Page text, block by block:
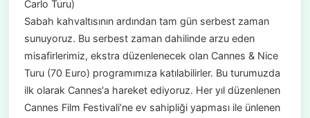
Carlo Turu)
Sabah kahvaltısının ardından tam gün serbest zaman
sunuyoruz. Bu serbest zaman dahilinde arzu eden
misafirlerimiz, ekstra düzenlenecek olan Cannes & Nice
Turu (70 Euro) programımıza katılabilirler. Bu turumuzda
ilk olarak Cannes‘a hareket ediyoruz. Her yıl düzenlenen
Cannes Film Festivali’ne ev sahipliği yapması ile ünlenen